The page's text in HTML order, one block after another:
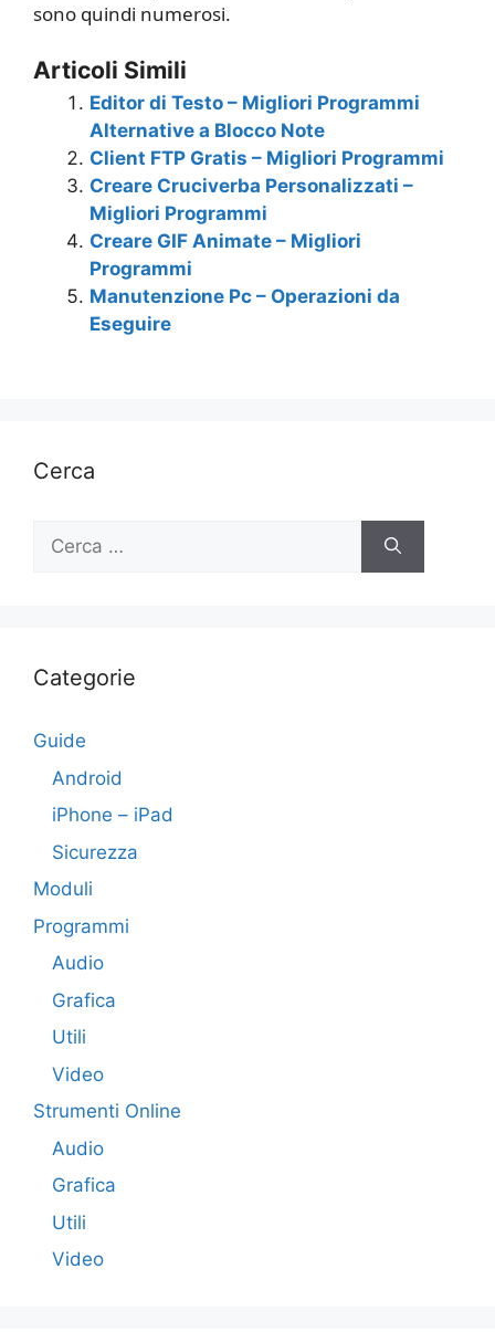
sono quindi numerosi.
Articoli Simili
Editor di Testo – Migliori Programmi
Alternative a Blocco Note
Client FTP Gratis – Migliori Programmi
Creare Cruciverba Personalizzati –
Migliori Programmi
Creare GIF Animate – Migliori
Programmi
Manutenzione Pc – Operazioni da
Eseguire
Cerca
Ricerca
Categorie
Guide
Android
iPhone – iPad
Sicurezza
Moduli
Programmi
Audio
Grafica
Utili
Video
Strumenti Online
Audio
Grafica
Utili
Video